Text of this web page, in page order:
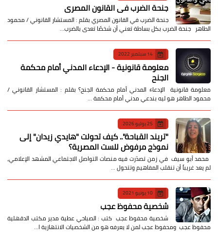
جنحة الضرب في القانون المصري
جنحة الضرب في القانون المصري بقلم : المستشار القانوني / محمود
الطاهر جنحة الضرب بكل بساطة تعني أن شخصًا تعدى بالضرب…
14 سبتمبر 2022
معلومة قانونية - الإدعاء المدني أمام محكمة
الجنح
معلومة قانونية الإدعاء المدني أمام محكمة الجنح؟ بقلم : المستشار القانوني /
محمود الطاهر هو ليه بندعي مدني أمام محكمة …
25 يوليو 2026
​"تريند القباحة".. كيف تحولت "هايدي زيدان" إلى
نموذج مرفوض للست المصرية؟
​ محمد أبو سيف ​في زمن تصدّرت فيه منصات التواصل الاجتماعي المشهد الإعلامي،
لم يعد غريباً أن تنقلب المفاهيم وتتحول …
10 يونيو 2021
شخصية محفوظ عجب
شخصية محفوظ عجب كتب : الصباحي عطية مدير مكتب الدقهلية
محفوظ عجب ومحفوظ عجب لمن لا يعرفه هو من الشخصيات الانتهازية ا…